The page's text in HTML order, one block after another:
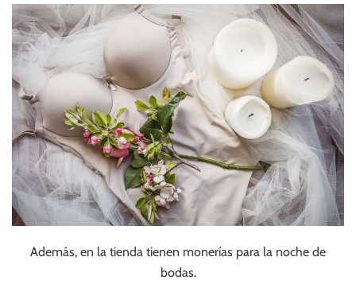
Además, en la tienda tienen monerías para la noche de
bodas.